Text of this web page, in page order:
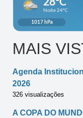
MAIS
Agenda
2026
326 visualizações
A COPA DO